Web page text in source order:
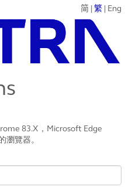
简 |繁 | Eng
83.X，Microsoft Edge
瀏覽器。